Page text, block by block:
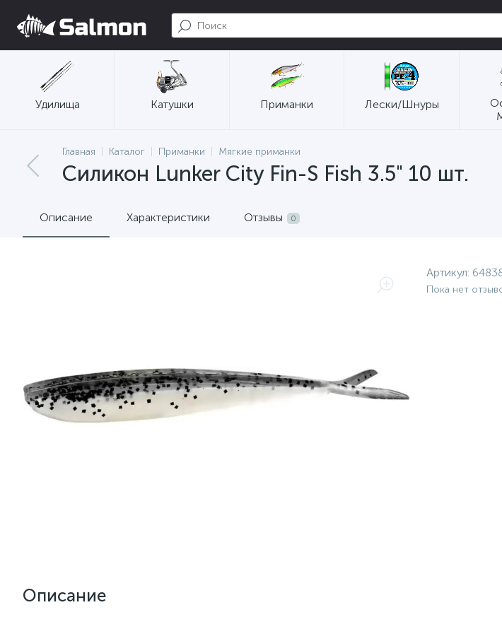
Удилища Катушки Приманки Лески/Шнуры
Главная Каталог Приманки Мягкие приманки
Силикон Lunker City Fin-S Fish 3.5" 10 шт.
Описание Характеристики Отзывы 0
Артикул:
Пока нет
Описание